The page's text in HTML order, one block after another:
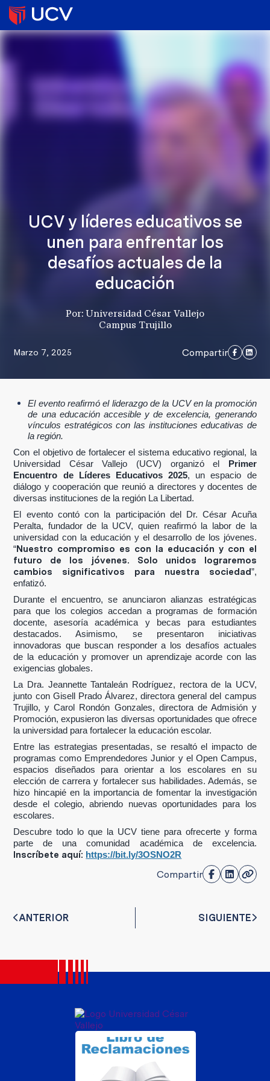
UCV y líderes educativos se
unen para enfrentar los
desafíos actuales de la
educación
Por: Universidad César Vallejo
Campus Trujillo
Marzo 7, 2025 Compartir
El evento reafirmó el liderazgo de la UCV en la promoción
de una educación accesible y de excelencia, generando
vínculos estratégicos con las instituciones educativas de
la región.
Con el objetivo de fortalecer el sistema educativo regional, la
Universidad César Vallejo (UCV) organizó el Primer
Encuentro de Líderes Educativos 2025, un espacio de
diálogo y cooperación que reunió a directores y docentes de
diversas instituciones de la región La Libertad.
El evento contó con la participación del Dr. César Acuña
Peralta, fundador de la UCV, quien reafirmó la labor de la
universidad con la educación y el desarrollo de los jóvenes.
“Nuestro compromiso es con la educación y con el
futuro de los jóvenes. Solo unidos lograremos
cambios significativos para nuestra sociedad”,
enfatizó.
Durante el encuentro, se anunciaronalianzas estratégicas
para que los colegios accedan a programas de formación
docente, asesoría académica y becas para estudiantes
destacados. Asimismo, se presentaron iniciativas
innovadoras que buscan responder a los desafíos actuales
de la educación y promover un aprendizaje acorde con las
exigencias globales.
La Dra. Jeannette Tantaleán Rodríguez, rectora de la UCV,
junto con Gisell Prado Álvarez, directora general del campus
Trujillo, yCarol Rondón Gonzales, directora de Admisión y
Promoción, expusieron las diversas oportunidades que ofrece
la universidad para fortalecer la educación escolar.
Entre las estrategias presentadas, se resaltó el impacto de
programas como Emprendedores Junior y el Open Campus,
espacios diseñados para orientar a los escolares en su
elección de carrera y fortalecer sus habilidades. Además, se
hizo hincapié en la importancia de fomentar la investigación
desde el colegio, abriendo nuevas oportunidades para los
escolares.
Descubre todo lo que la UCV tiene para ofrecerte y forma
parte de una comunidad académica de excelencia.
Inscríbete aquí: https://bit.ly/3OSNO2R
Compartir
ANTERIOR SIGUIENTE